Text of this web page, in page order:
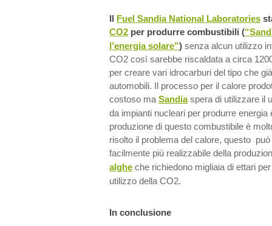
Fuel Sandia National Laboratories
CO2 per produrre combustibili (
l’energia solare”) senza alcun utilizzo
CO2 così sarebbe riscaldata a circa
per creare vari idrocarburi del tipo che
automobili. Il processo per il calore
costoso ma Sandiaspera di utilizzare il
da impianti nucleari per produrre
produzione di questo combustibile è
risolto il problema del calore, questo
facilmente più realizzabile della
alghe che richiedono migliaia di ettari
utilizzo della CO2.
In conclusione